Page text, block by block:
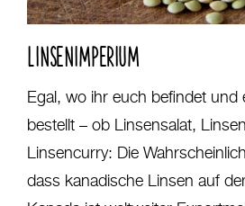
LINSENIMPERIUM
Egal, wo ihr euch befindet und
bestellt – ob Linsensalat,
Linsencurry: Die
dass kanadische Linsen auf